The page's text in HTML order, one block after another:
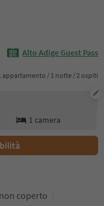
Alto Adige Guest Pass
appartamento / 1 notte / 2 ospiti
1 camera
coperto